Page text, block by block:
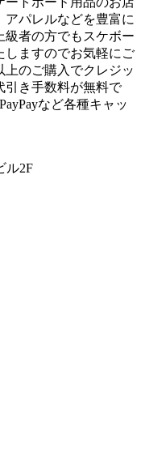
パレルなどを豊富に
者の方でもスケボー
しますのでお気軽にご
のご購入でクレジッ
引き手数料が無料で
など各種キャッ
ル2F